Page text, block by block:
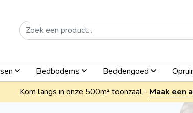
Bedbodems Beddengoed
Kom langs in onze 500m² toonzaal - Maak een